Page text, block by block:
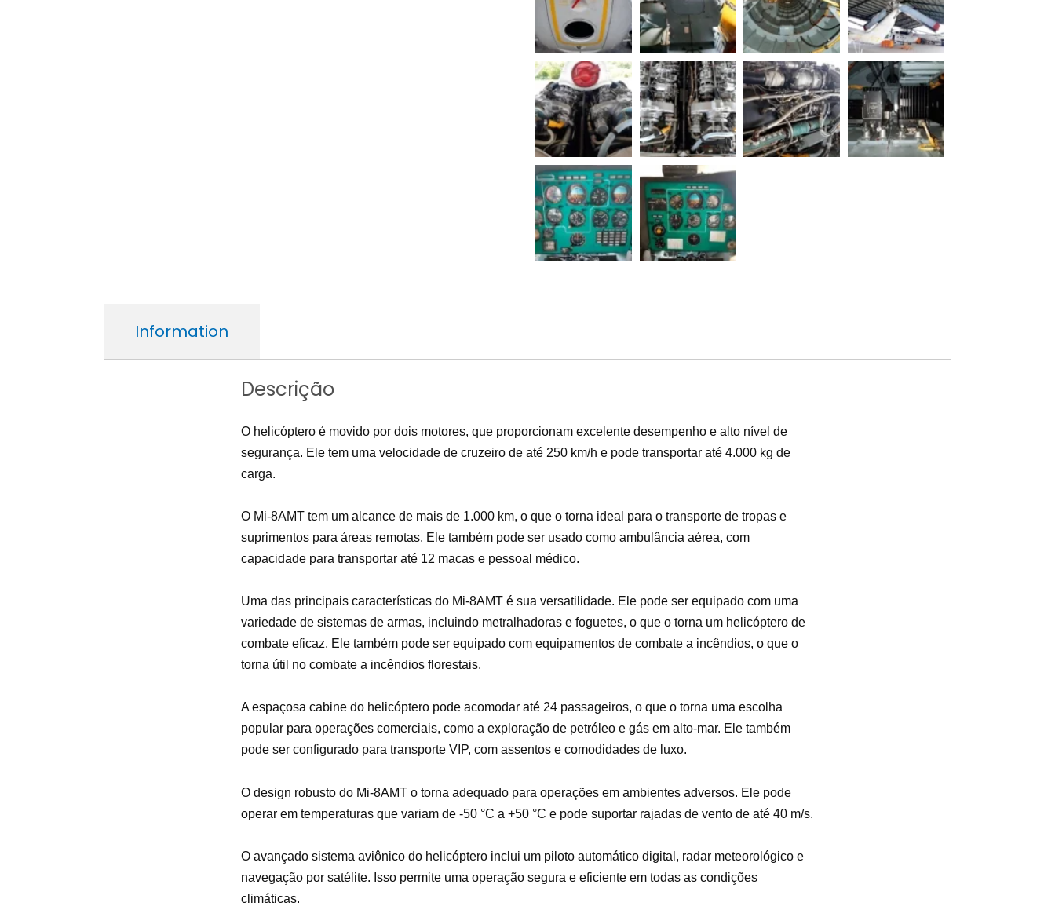
Information
Descrição
O helicóptero é movido por dois motores, que proporcionam excelente desempenho e alto nível de
segurança. Ele tem uma velocidade de cruzeiro de até 250 km/h e pode transportar até 4.000 kg de
carga.
O Mi-8AMT tem um alcance de mais de 1.000 km, o que o torna ideal para o transporte de tropas e
suprimentos para áreas remotas. Ele também pode ser usado como ambulância aérea, com
capacidade para transportar até 12 macas e pessoal médico.
Uma das principais características do Mi-8AMT é sua versatilidade. Ele pode ser equipado com uma
variedade de sistemas de armas, incluindo metralhadoras e foguetes, o que o torna um helicóptero de
combate eficaz. Ele também pode ser equipado com equipamentos de combate a incêndios, o que o
torna útil no combate a incêndios florestais.
A espaçosa cabine do helicóptero pode acomodar até 24 passageiros, o que o torna uma escolha
popular para operações comerciais, como a exploração de petróleo e gás em alto-mar. Ele também
pode ser configurado para transporte VIP, com assentos e comodidades de luxo.
O design robusto do Mi-8AMT o torna adequado para operações em ambientes adversos. Ele pode
operar em temperaturas que variam de -50 °C a +50 °C e pode suportar rajadas de vento de até 40 m/s.
O avançado sistema aviônico do helicóptero inclui um piloto automático digital, radar meteorológico e
navegação por satélite. Isso permite uma operação segura e eficiente em todas as condições
climáticas.